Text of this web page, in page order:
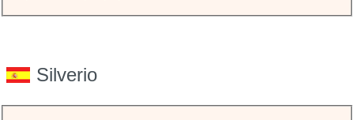
Silverio